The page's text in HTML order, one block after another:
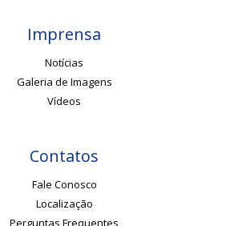
Imprensa
Notícias
Galeria de Imagens
Vídeos
Contatos
Fale Conosco
Localização
Perguntas Frequentes